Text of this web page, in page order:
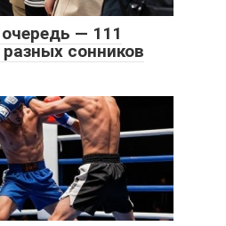
— 111
сонников